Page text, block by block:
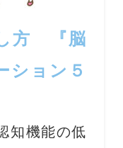
方 『脳
ション５
知機能の低